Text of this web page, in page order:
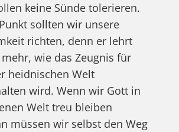
keine Sünde tolerieren.
sollten wir unsere
richten, denn er lehrt
wie das Zeugnis für
heidnischen Welt
wird. Wenn wir Gott in
Welt treu bleiben
müssen wir selbst den Weg